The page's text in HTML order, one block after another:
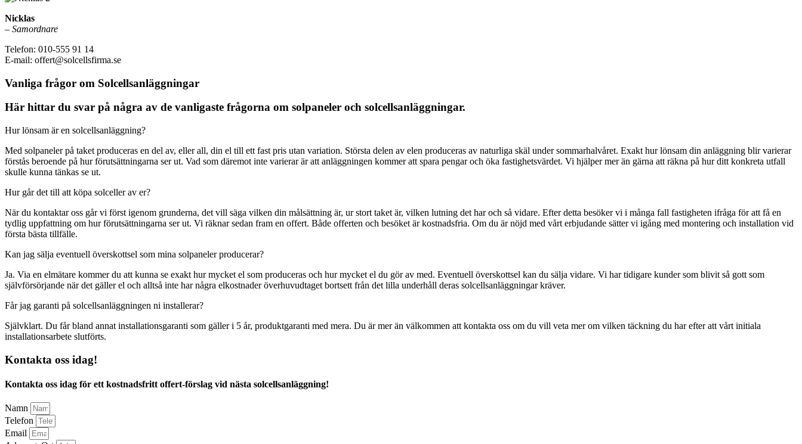
Nicklas
– Samordnare
Telefon: 010-555 91 14
E-mail: offert@solcellsfirma.se
Vanliga frågor om Solcellsanläggningar
Här hittar du svar på några av de vanligaste frågorna om solpaneler och solcellsanläggningar.
Hur lönsam är en solcellsanläggning?
Med solpaneler på taket produceras en del av, eller all, din el till ett fast pris utan variation. Största delen av elen produceras av naturliga skäl under sommarhalvåret. Exakt hur lönsam din anläggning blir varierar
förstås beroende på hur förutsättningarna ser ut. Vad som däremot inte varierar är att anläggningen kommer att spara pengar och öka fastighetsvärdet. Vi hjälper mer än gärna att räkna på hur ditt konkreta utfall
skulle kunna tänkas se ut.
Hur går det till att köpa solceller av er?
När du kontaktar oss går vi först igenom grunderna, det vill säga vilken din målsättning är, ur stort taket är, vilken lutning det har och så vidare. Efter detta besöker vi i många fall fastigheten ifråga för att få en
tydlig uppfattning om hur förutsättningarna ser ut. Vi räknar sedan fram en offert. Både offerten och besöket är kostnadsfria. Om du är nöjd med vårt erbjudande sätter vi igång med montering och installation vid
första bästa tillfälle.
Kan jag sälja eventuell överskottsel som mina solpaneler producerar?
Ja. Via en elmätare kommer du att kunna se exakt hur mycket el som produceras och hur mycket el du gör av med. Eventuell överskottsel kan du sälja vidare. Vi har tidigare kunder som blivit så gott som
självförsörjande när det gäller el och alltså inte har några elkostnader överhuvudtaget bortsett från det lilla underhåll deras solcellsanläggningar kräver.
Får jag garanti på solcellsanläggningen ni installerar?
Självklart. Du får bland annat installationsgaranti som gäller i 5 år, produktgaranti med mera. Du är mer än välkommen att kontakta oss om du vill veta mer om vilken täckning du har efter att vårt initiala
installationsarbete slutförts.
Kontakta oss idag!
Kontakta oss idag för ett kostnadsfritt offert-förslag vid nästa solcellsanläggning!
Namn
Telefon
Email